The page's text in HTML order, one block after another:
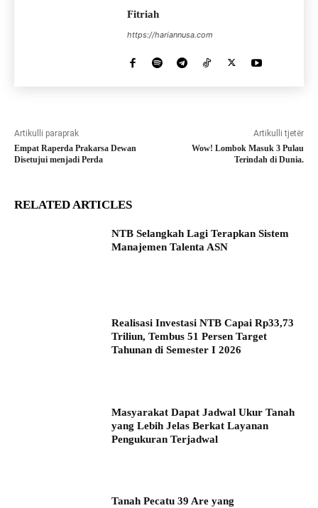
Fitriah
https://hariannusa.com
Artikulli paraprak
Empat Raperda Prakarsa Dewan
Disetujui menjadi Perda
Artikulli tjetër
Wow! Lombok Masuk 3 Pulau
Terindah di Dunia.
RELATED ARTICLES
NTB Selangkah Lagi Terapkan Sistem
Manajemen Talenta ASN
Realisasi Investasi NTB Capai Rp33,73
Triliun, Tembus 51 Persen Target
Tahunan di Semester I 2026
Masyarakat Dapat Jadwal Ukur Tanah
yang Lebih Jelas Berkat Layanan
Pengukuran Terjadwal
Tanah Pecatu 39 Are yang